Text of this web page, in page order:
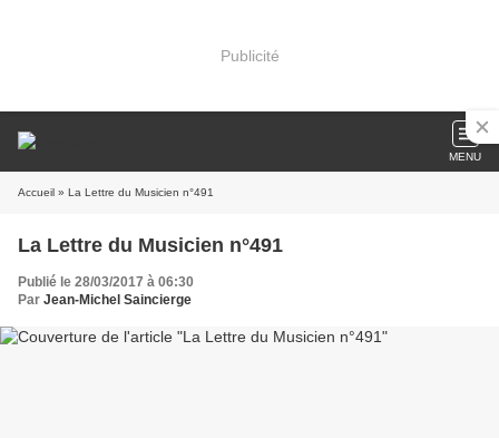
Publicité
MENU
Accueil » La Lettre du Musicien n°491
La Lettre du Musicien n°491
Publié le 28/03/2017 à 06:30
Par Jean-Michel Saincierge